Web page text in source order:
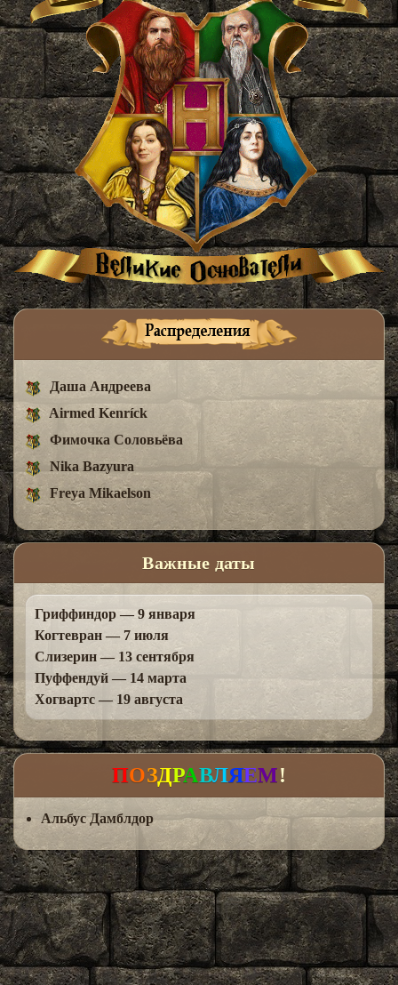
Даша Андреева
Airmed Kenríck
Фимочка Соловьёва
Nika Bazyura
Freya Mikaelson
Важные даты
Гриффиндор — 9 января
Когтевран — 7 июля
Слизерин — 13 сентября
Пуффендуй — 14 марта
Хогвартс — 19 августа
ПОЗДРАВЛЯЕМ!
Альбус Дамблдор